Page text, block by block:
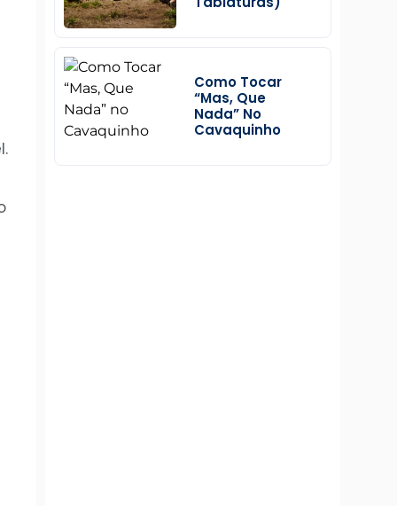
Como Tocar
“Mas, Que
Nada” No
Cavaquinho